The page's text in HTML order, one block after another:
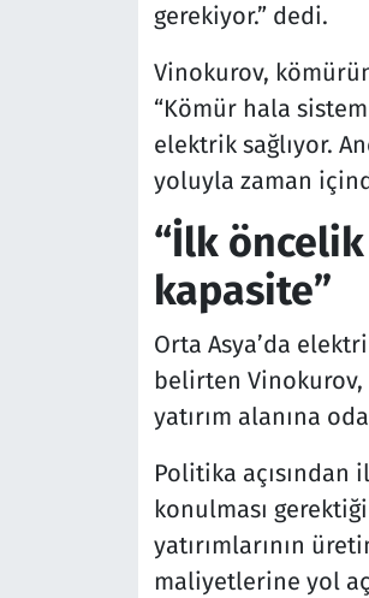
gerekiyor.” dedi.
Vinokurov,
“Kömür hala
elektrik sağlıyor.
yoluyla zaman
“İlk
kapasite”
Orta Asya’da
belirten Vinokurov,
yatırım alanına
Politika açısından
konulması
yatırımlarının
maliyetlerine yol